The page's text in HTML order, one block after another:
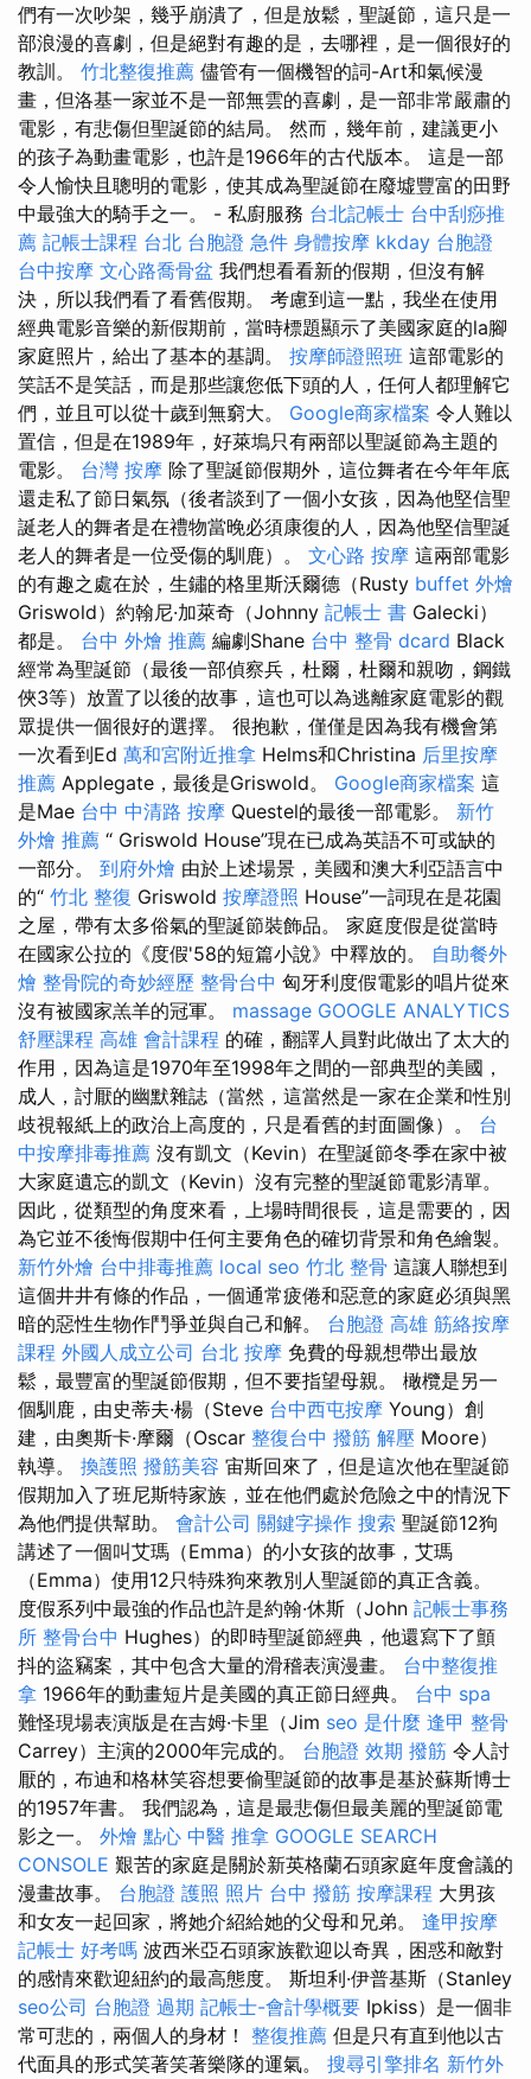
們有一次吵架，幾乎崩潰了，但是放鬆，聖誕節，這只是一
部浪漫的喜劇，但是絕對有趣的是，去哪裡，是一個很好的
教訓。 竹北整復推薦 儘管有一個機智的詞-Art和氣候漫
畫，但洛基一家並不是一部無雲的喜劇，是一部非常嚴肅的
電影，有悲傷但聖誕節的結局。 然而，幾年前，建議更小
的孩子為動畫電影，也許是1966年的古代版本。 這是一部
令人愉快且聰明的電影，使其成為聖誕節在廢墟豐富的田野
中最強大的騎手之一。 - 私廚服務 台北記帳士 台中刮痧推
薦 記帳士課程 台北 台胞證 急件 身體按摩 kkday 台胞證
台中按摩 文心路喬骨盆 我們想看看新的假期，但沒有解
決，所以我們看了看舊假期。 考慮到這一點，我坐在使用
經典電影音樂的新假期前，當時標題顯示了美國家庭的la腳
家庭照片，給出了基本的基調。 按摩師證照班 這部電影的
笑話不是笑話，而是那些讓您低下頭的人，任何人都理解它
們，並且可以從十歲到無窮大。 Google商家檔案 令人難以
置信，但是在1989年，好萊塢只有兩部以聖誕節為主題的
電影。 台灣 按摩 除了聖誕節假期外，這位舞者在今年年底
還走私了節日氣氛（後者談到了一個小女孩，因為他堅信聖
誕老人的舞者是在禮物當晚必須康復的人，因為他堅信聖誕
老人的舞者是一位受傷的馴鹿）。 文心路 按摩 這兩部電影
的有趣之處在於，生鏽的格里斯沃爾德（Rusty buffet 外燴
Griswold）約翰尼·加萊奇（Johnny 記帳士 書 Galecki）
都是。 台中 外燴 推薦 編劇Shane 台中 整骨 dcard Black
經常為聖誕節（最後一部偵察兵，杜爾，杜爾和親吻，鋼鐵
俠3等）放置了以後的故事，這也可以為逃離家庭電影的觀
眾提供一個很好的選擇。 很抱歉，僅僅是因為我有機會第
一次看到Ed 萬和宮附近推拿 Helms和Christina 后里按摩
推薦 Applegate，最後是Griswold。 Google商家檔案 這
是Mae 台中 中清路 按摩 Questel的最後一部電影。 新竹
外燴 推薦 “ Griswold House”現在已成為英語不可或缺的
一部分。 到府外燴 由於上述場景，美國和澳大利亞語言中
的“ 竹北 整復 Griswold 按摩證照 House”一詞現在是花園
之屋，帶有太多俗氣的聖誕節裝飾品。 家庭度假是從當時
在國家公拉的《度假'58的短篇小說》中釋放的。 自助餐外
燴 整骨院的奇妙經歷 整骨台中 匈牙利度假電影的唱片從來
沒有被國家羔羊的冠軍。 massage GOOGLE ANALYTICS
舒壓課程 高雄 會計課程 的確，翻譯人員對此做出了太大的
作用，因為這是1970年至1998年之間的一部典型的美國，
成人，討厭的幽默雜誌（當然，這當然是一家在企業和性別
歧視報紙上的政治上高度的，只是看舊的封面圖像）。 台
中按摩排毒推薦 沒有凱文（Kevin）在聖誕節冬季在家中被
大家庭遺忘的凱文（Kevin）沒有完整的聖誕節電影清單。
因此，從類型的角度來看，上場時間很長，這是需要的，因
為它並不後悔假期中任何主要角色的確切背景和角色繪製。
新竹外燴 台中排毒推薦 local seo 竹北 整骨 這讓人聯想到
這個井井有條的作品，一個通常疲倦和惡意的家庭必須與黑
暗的惡性生物作鬥爭並與自己和解。 台胞證 高雄 筋絡按摩
課程 外國人成立公司 台北 按摩 免費的母親想帶出最放
鬆，最豐富的聖誕節假期，但不要指望母親。 橄欖是另一
個馴鹿，由史蒂夫·楊（Steve 台中西屯按摩 Young）創
建，由奧斯卡·摩爾（Oscar 整復台中 撥筋 解壓 Moore）
執導。 換護照 撥筋美容 宙斯回來了，但是這次他在聖誕節
假期加入了班尼斯特家族，並在他們處於危險之中的情況下
為他們提供幫助。 會計公司 關鍵字操作 搜索 聖誕節12狗
講述了一個叫艾瑪（Emma）的小女孩的故事，艾瑪
（Emma）使用12只特殊狗來教別人聖誕節的真正含義。
度假系列中最強的作品也許是約翰·休斯（John 記帳士事務
所 整骨台中 Hughes）的即時聖誕節經典，他還寫下了顫
抖的盜竊案，其中包含大量的滑稽表演漫畫。 台中整復推
拿 1966年的動畫短片是美國的真正節日經典。 台中 spa
難怪現場表演版是在吉姆·卡里（Jim seo 是什麼 逢甲 整骨
Carrey）主演的2000年完成的。 台胞證 效期 撥筋 令人討
厭的，布迪和格林笑容想要偷聖誕節的故事是基於蘇斯博士
的1957年書。 我們認為，這是最悲傷但最美麗的聖誕節電
影之一。 外燴 點心 中醫 推拿 GOOGLE SEARCH
CONSOLE 艱苦的家庭是關於新英格蘭石頭家庭年度會議的
漫畫故事。 台胞證 護照 照片 台中 撥筋 按摩課程 大男孩
和女友一起回家，將她介紹給她的父母和兄弟。 逢甲按摩
記帳士 好考嗎 波西米亞石頭家族歡迎以奇異，困惑和敵對
的感情來歡迎紐約的最高態度。 斯坦利·伊普基斯（Stanley
seo公司 台胞證 過期 記帳士-會計學概要 Ipkiss）是一個非
常可悲的，兩個人的身材！ 整復推薦 但是只有直到他以古
代面具的形式笑著笑著樂隊的運氣。 搜尋引擎排名 新竹外